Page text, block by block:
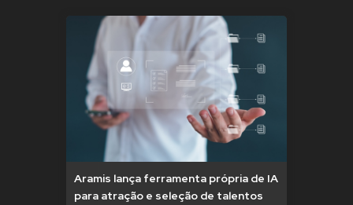
Aramis lança ferramenta própria de IA
para atração e seleção de talentos